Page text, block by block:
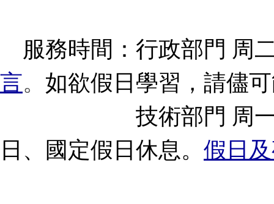
服務時間：行政部門 周
言。 如欲假日學習，請儘
技術部門 周一至週
日、國定假日休息。 假日